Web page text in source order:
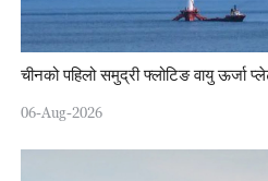
चीनको पहिलो समुद्री फ्लोटिङ वायु ऊर्जा
06-Aug-2026